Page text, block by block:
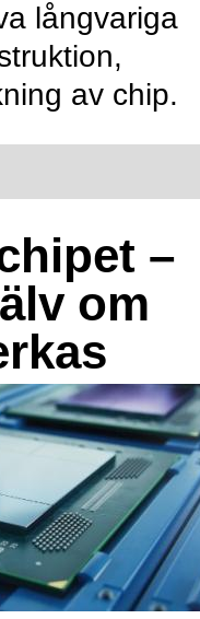
långvariga
av chip.
–
om